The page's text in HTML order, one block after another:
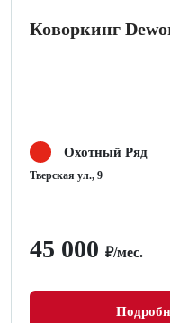
Коворкинг
Охотный Ряд
Тверская ул., 9
45 000 ₽/мес.